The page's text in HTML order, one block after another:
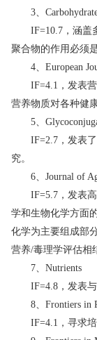
3、Carbohydrate
IF=10.7，涵盖多
聚合物的作用必须
4、European
IF=4.1，发表营
营养物质对各种健
5、
IF=2.7，发表了
究。
6、Journal of
IF=5.7，发表高
学和生物化学方面
化学为主要组成部
营养/毒理学评估相
7、Nutrients
IF=4.8，发表与
8、Frontiers in
IF=4.1，寻求培